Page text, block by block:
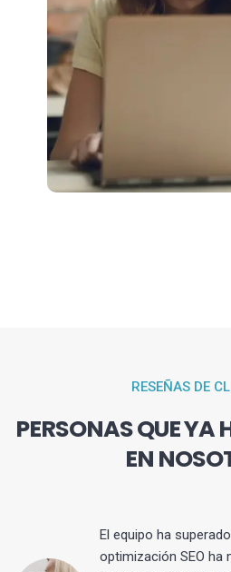
RESEÑAS DE
PERSONAS QUE
EN
El equipo ha
optimización SEO ha